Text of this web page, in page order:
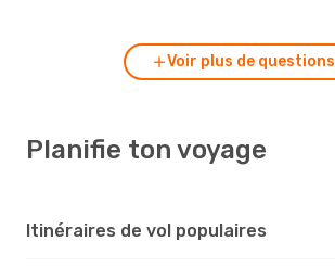
Voir plus de questions
Planifie ton voyage
Itinéraires de vol populaires